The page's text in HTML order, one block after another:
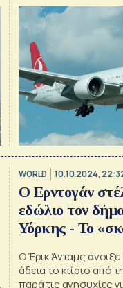
WORLD 10.10.2024,
Ο Ερντογάν
εδώλιο τον
Υόρκης - Το
Ο Έρικ Άνταμς
άδεια το κτίριο από
παρά τις ανησυχίες